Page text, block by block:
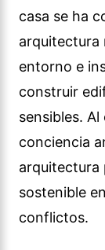
casa se ha
arquitectura
entorno e
construir
sensibles.
conciencia
arquitectura
sostenible
conflictos.